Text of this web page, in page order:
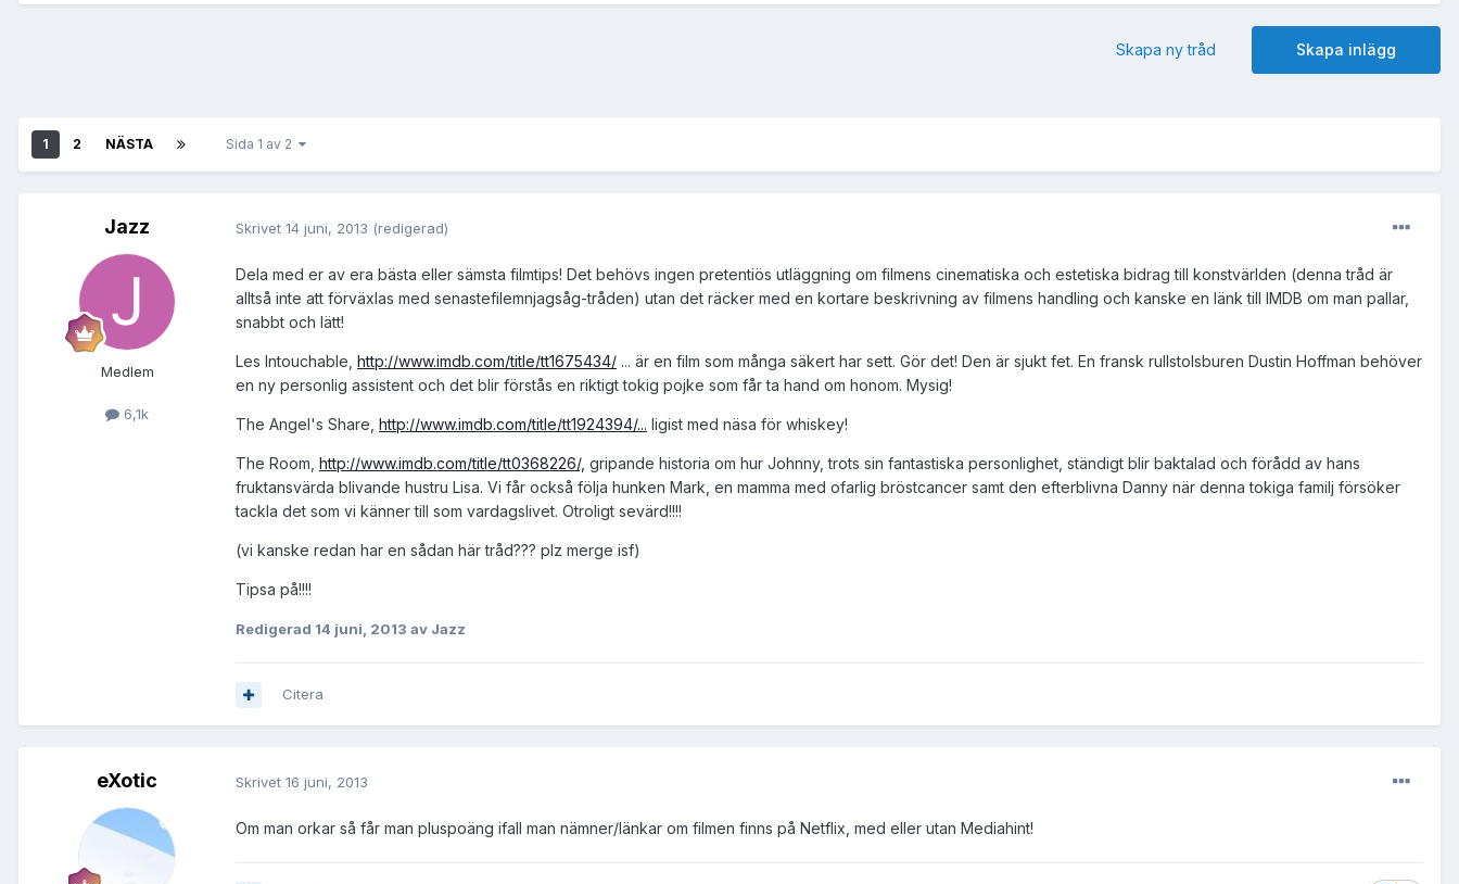
Skapa inlägg
Skapa ny tråd
1 2 NÄSTA Sida 1 av 2
Jazz
Medlem
6,1k
Skrivet 14 juni, 2013 (redigerad)
Dela med er av era bästa eller sämsta filmtips! Det behövs ingen pretentiös utläggning om filmens cinematiska och estetiska bidrag till konstvärlden (denna tråd är
alltså inte att förväxlas med senastefilemnjagsåg-tråden) utan det räcker med en kortare beskrivning av filmens handling och kanske en länk till IMDB om man pallar,
snabbt och lätt!
Les Intouchable, http://www.imdb.com/title/tt1675434/ ... är en film som många säkert har sett. Gör det! Den är sjukt fet. En fransk rullstolsburen Dustin Hoffman behöver
en ny personlig assistent och det blir förstås en riktigt tokig pojke som får ta hand om honom. Mysig!
The Angel's Share, http://www.imdb.com/title/tt1924394/... ligist med näsa för whiskey!
The Room, http://www.imdb.com/title/tt0368226/, gripande historia om hur Johnny, trots sin fantastiska personlighet, ständigt blir baktalad och förådd av hans
fruktansvärda blivande hustru Lisa. Vi får också följa hunken Mark, en mamma med ofarlig bröstcancer samt den efterblivna Danny när denna tokiga familj försöker
tackla det som vi känner till som vardagslivet. Otroligt sevärd!!!!
(vi kanske redan har en sådan här tråd??? plz merge isf)
Tipsa på!!!!
Redigerad 14 juni, 2013 av Jazz
Citera
eXotic Skrivet 16 juni, 2013
Om man orkar så får man pluspoäng ifall man nämner/länkar om filmen finns på Netflix, med eller utan Mediahint!